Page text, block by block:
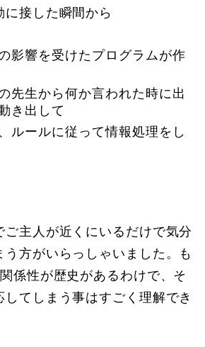
接した瞬間から
影響を受けたプログラムが作
先生から何か言われた時に出
き出して
ルールに従って情報処理をし
ご主人が近くにいるだけで気分
う方がいらっしゃいました。も
係性が歴史があるわけで、そ
てしまう事はすごく理解でき